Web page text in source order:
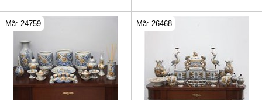
Mã: 24759 Mã: 26468